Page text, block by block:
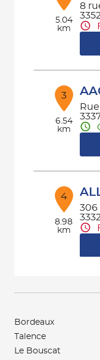
5.04
km
8
3
6.54
km
4
8.98
km
306
Bordeaux
Talence
Le Bouscat